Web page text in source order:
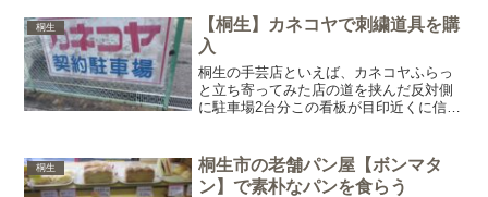
空気も漂うきがして何回も前をとったこ
とはあるが、行ったこと...
桐生
【桐生】カネコヤで刺繍道具を購
入
桐生の手芸店といえば、カネコヤふらっ
と立ち寄ってみた店の道を挟んだ反対側
に駐車場2台分この看板が目印近くに信号
い感じの商品多数入店時に欲しいものは
キルト生地40cmのみ...
桐生
桐生市の老舗パン屋【ボンマタ
ン】で素朴なパンを食らう